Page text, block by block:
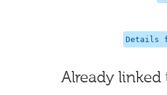
Details
Already